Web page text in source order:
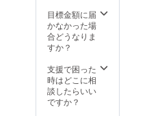
目標金額に届
かなかった場
合どうなりま
すか？
支援で困った
時はどこに相
談したらいい
ですか？